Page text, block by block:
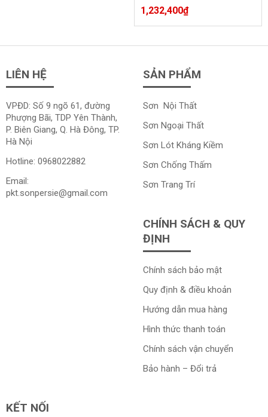
1,232,400₫
LIÊN HỆ
VPĐD: Số 9 ngõ 61, đường
Phượng Bãi, TDP Yên Thành,
P. Biên Giang, Q. Hà Đông, TP.
Hà Nội
Hotline: 0968022882
Email:
pkt.sonpersie@gmail.com
SẢN PHẨM
Sơn Nội Thất
Sơn Ngoại Thất
Sơn Lót Kháng Kiềm
Sơn Chống Thấm
Sơn Trang Trí
CHÍNH SÁCH & QUY
ĐỊNH
Chính sách bảo mật
Quy định & điều khoản
Hướng dẫn mua hàng
Hình thức thanh toán
Chính sách vận chuyển
Bảo hành – Đổi trả
KẾT NỐI